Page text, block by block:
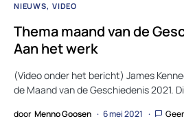
NIEUWS VIDEO
Thema maand van de
Aan het werk
(Video onder het bericht) James
de Maand van de Geschiedenis 2021.
door Menno Goosen 6 mei 2021